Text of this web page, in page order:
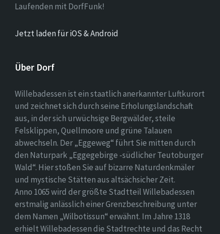
Laufenden mit DorfFunk!
Jetzt laden für iOS & Android
Über Dorf
Willebadessen ist ein staatlich anerkannter Luftkurort
und zeichnet sich durch seine Erholungslandschaft
aus, in der sich urwüchsige Bergwälder, steile
Felsklippen, Quellmoore und grüne Talauen
abwechseln. Der „Eggeweg“ führt Sie mitten durch
den Naturpark „Eggegebirge -südlicher Teutoburger
Wald“. Hier stoßen Sie auf bizarre Naturdenkmäler
und mystische Stätten aus altsächsicher Zeit.
Anno 1065 wird der größte Stadtteil Willebadessen
erstmalig anlässlich einer Grenzbeschreibung unter
dem Namen „Wilbotissun“ erwähnt. Im Jahre 1318
erhielt Willebadessen die Stadtrechte und das Recht